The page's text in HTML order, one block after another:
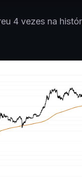
4 vezes na